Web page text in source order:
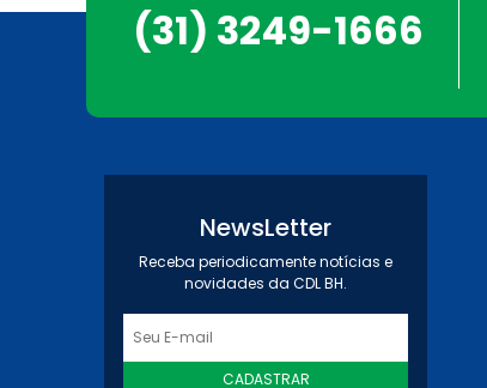
(31) 3249-1666
NewsLetter
Receba periodicamente notícias e
novidades da CDL BH.
CADASTRAR